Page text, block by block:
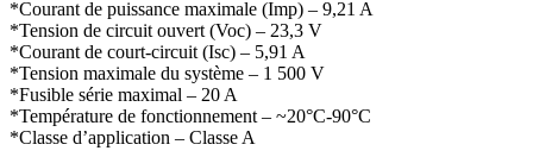
*Courant de puissance maximale (Imp) – 9,21 A
*Tension de circuit ouvert (Voc) – 23,3 V
*Courant de court-circuit (Isc) – 5,91 A
*Tension maximale du système – 1 500 V
*Fusible série maximal – 20 A
*Température de fonctionnement – ~20°C-90°C
*Classe d’application – Classe A